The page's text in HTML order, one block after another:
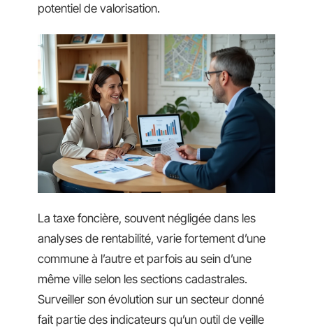
potentiel de valorisation.
La taxe foncière, souvent négligée dans les
analyses de rentabilité, varie fortement d’une
commune à l’autre et parfois au sein d’une
même ville selon les sections cadastrales.
Surveiller son évolution sur un secteur donné
fait partie des indicateurs qu’un outil de veille